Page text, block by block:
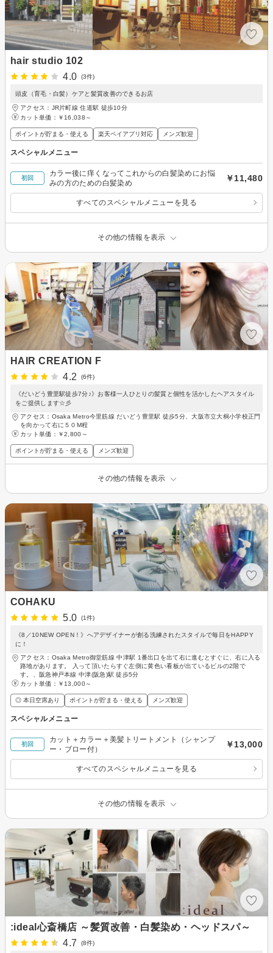
hair studio 102
4.0
(3件)
頭皮（育毛・白髪）ケアと髪質改善のできるお店
アクセス：JR片町線 住道駅 徒歩10分
カット単価： ￥16,038～
ポイントが貯まる・使える 楽天ペイアプリ対応 メンズ歓迎
スペシャルメニュー
初回
カラー後に痒くなってこれからの白髪染めにお悩
みの方のための白髪染め
￥11,480
すべてのスペシャルメニューを見る
その他の情報を表示
HAIR CREATION F
4.2
(6件)
《だいどう豊里駅徒歩7分♪》お客様一人ひとりの髪質と個性を活かしたヘアスタイル
をご提供します☆彡
アクセス：Osaka Metro今里筋線 だいどう豊里駅 徒歩5分、大阪市立大桐小学校正門
を向かって右に５０M程
カット単価： ￥2,800～
ポイントが貯まる・使える メンズ歓迎
その他の情報を表示
COHAKU
5.0
(1件)
《8／10NEW OPEN！》へアデザイナーが創る洗練されたスタイルで毎日をHAPPY
に！
アクセス：Osaka Metro御堂筋線 中津駅 1番出口を出て右に進むとすぐに、右に入る
路地があります。 入って頂いたらすぐ左側に黄色い看板が出ているビルの2階で
す。、阪急神戸本線 中津(阪急)駅 徒歩5分
カット単価： ￥13,000～
◎ 本日空席あり ポイントが貯まる・使える メンズ歓迎
スペシャルメニュー
初回
カット＋カラー＋美髪トリートメント（シャンプ
ー・ブロー付）
￥13,000
すべてのスペシャルメニューを見る
その他の情報を表示
:ideal心斎橋店 ～髪質改善・白髪染め・ヘッドスパ～
4.7
(8件)